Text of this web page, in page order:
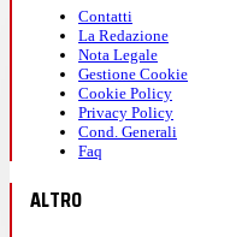
Contatti
La Redazione
Nota Legale
Gestione Cookie
Cookie Policy
Privacy Policy
Cond. Generali
Faq
ALTRO